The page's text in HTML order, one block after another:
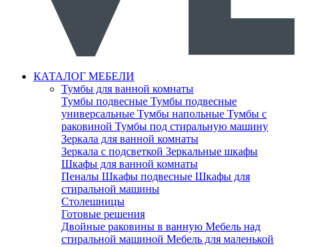
КАТАЛОГ МЕБЕЛИ
Тумбы для ванной комнаты
Тумбы подвесные Тумбы подвесные
универсальные Тумбы напольные Тумбы с
раковиной Тумбы под стиральную машину
Зеркала для ванной комнаты
Зеркала с подсветкой Зеркальные шкафы
Шкафы для ванной комнаты
Пеналы Шкафы подвесные Шкафы для
стиральной машины
Столешницы
Готовые решения
Двойные раковины в ванную Мебель над
стиральной машиной Мебель для маленькой